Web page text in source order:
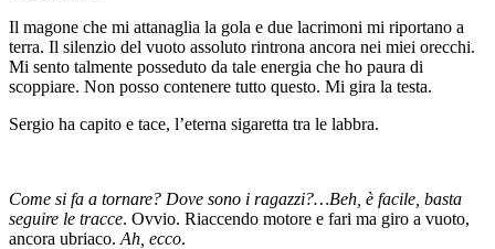
Il magone che mi attanaglia la gola e due lacrimoni mi riportano a
terra. Il silenzio del vuoto assoluto rintrona ancora nei miei orecchi.
Mi sento talmente posseduto da tale energia che ho paura di
scoppiare. Non posso contenere tutto questo. Mi gira la testa.
Sergio ha capito e tace, l’eterna sigaretta tra le labbra.
Come si fa a tornare? Dove sono i ragazzi?…Beh, è facile, basta
seguire le tracce. Ovvio. Riaccendo motore e fari ma giro a vuoto,
ancora ubriaco. Ah, ecco.